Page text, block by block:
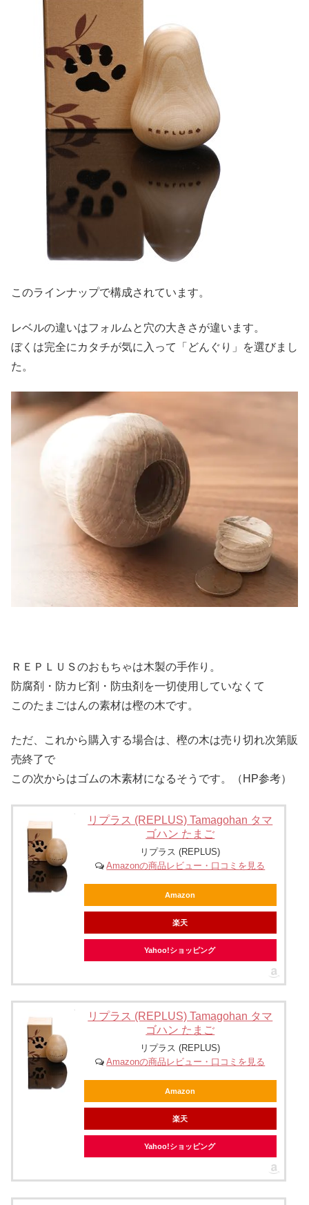
このラインナップで構成されています。
レベルの違いはフォルムと穴の大きさが違います。
ぼくは完全にカタチが気に入って「どんぐり」を選びまし
た。
ＲＥＰＬＵＳのおもちゃは木製の手作り。
防腐剤・防カビ剤・防虫剤を一切使用していなくて
このたまごはんの素材は樫の木です。
ただ、これから購入する場合は、樫の木は売り切れ次第販
売終了で
この次からはゴムの木素材になるそうです。（HP参考）
リプラス (REPLUS) Tamagohan タマ
ゴハン たまご
リプラス (REPLUS)
Amazonの商品レビュー・口コミを見る
Amazon
楽天
Yahoo!ショッピング
リプラス (REPLUS) Tamagohan タマ
ゴハン たまご
リプラス (REPLUS)
Amazonの商品レビュー・口コミを見る
Amazon
楽天
Yahoo!ショッピング